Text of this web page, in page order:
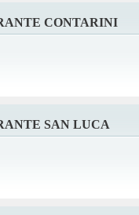
CONTARINI
SAN LUCA